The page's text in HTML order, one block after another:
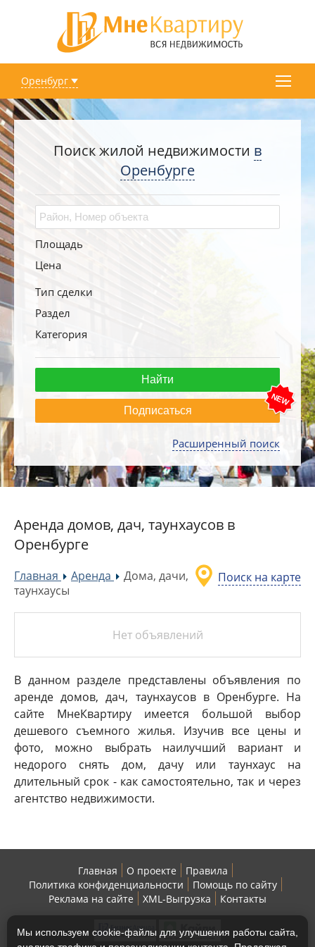
Оренбург
Поиск жилой недвижимости в
Оренбурге
Площадь
Цена
Тип сделки
Раздел
Категория
Подписаться
Расширенный поиск
Аренда домов, дач, таунхаусов в
Оренбурге
Поиск на карте
Главная »
Аренда »
Дома, дачи,
таунхаусы
Нет объявлений
В данном разделе представлены объявления по
аренде домов, дач, таунхаусов в Оренбурге. На
сайте МнеКвартиру имеется большой выбор
дешевого съемного жилья. Изучив все цены и
фото, можно выбрать наилучший вариант и
недорого снять дом, дачу или таунхаус на
длительный срок - как самостоятельно, так и через
агентство недвижимости.
Главная О проекте
Правила
Политика конфиденциальности
Помощь по сайту
Реклама на сайте
XML-Выгрузка Контакты
Мы используем cookie-файлы для улучшения работы сайта,